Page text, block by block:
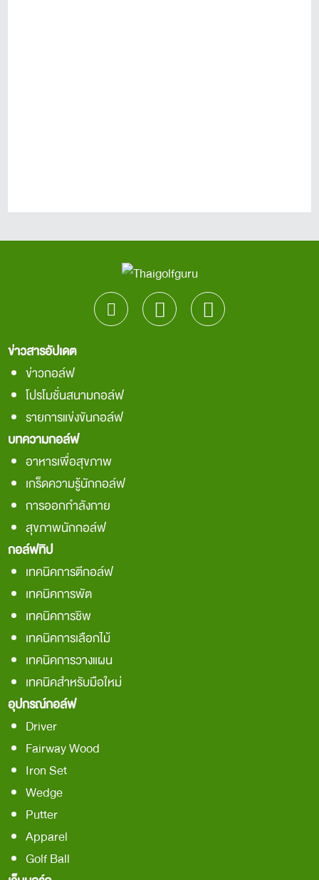
ข่าวสารอัปเดต
ข่าวกอล์ฟ
โปรโมชั่นสนามกอล์ฟ
รายการแข่งขันกอล์ฟ
บทความกอล์ฟ
อาหารเพื่อสุขภาพ
เกร็ดความรู้นักกอล์ฟ
การออกกำลังกาย
สุขภาพนักกอล์ฟ
กอล์ฟทิป
เทคนิคการตีกอล์ฟ
เทคนิคการพัต
เทคนิคการชิพ
เทคนิคการเลือกไม้
เทคนิคการวางแผน
เทคนิคสำหรับมือใหม่
อุปกรณ์กอล์ฟ
Driver
Fairway Wood
Iron Set
Wedge
Putter
Apparel
Golf Ball